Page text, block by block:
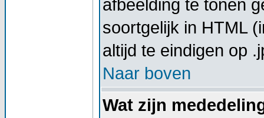
afbeelding te tonen
soortgelijk in HTML
altijd te eindigen op
Naar boven
Wat zijn